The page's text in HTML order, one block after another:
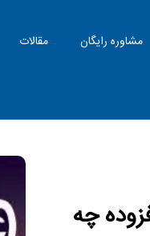
مشاوره رایگان مقالات
چه